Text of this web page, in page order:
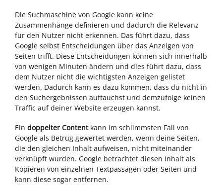
Die Suchmaschine von Google kann keine
Zusammenhänge definieren und dadurch die Relevanz
für den Nutzer nicht erkennen. Das führt dazu, dass
Google selbst Entscheidungen über das Anzeigen von
Seiten trifft. Diese Entscheidungen können sich innerhalb
von wenigen Minuten ändern und dies führt dazu, dass
dem Nutzer nicht die wichtigsten Anzeigen gelistet
werden. Dadurch kann es dazu kommen, dass du nicht in
den Suchergebnissen auftauchst und demzufolge keinen
Traffic auf deiner Website erzeugen kannst.
Ein doppelter Contentkann im schlimmsten Fall von
Google als Betrug gewertet werden, wenn deine Seiten,
die den gleichen Inhalt aufweisen, nicht miteinander
verknüpft wurden. Google betrachtet diesen Inhalt als
Kopieren von einzelnen Textpassagen oder Seiten und
kann diese sogar entfernen.